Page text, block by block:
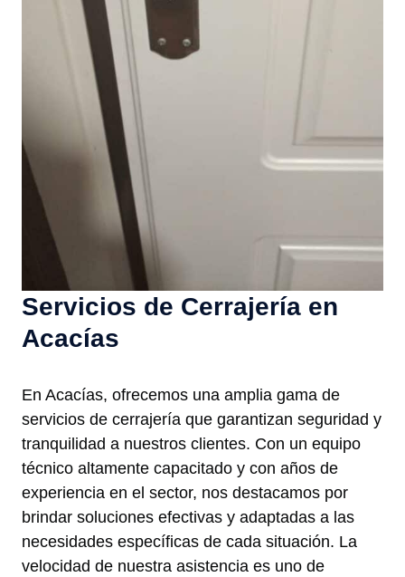
Servicios de Cerrajería en
Acacías
En Acacías, ofrecemos una amplia gama de
servicios de cerrajería que garantizan seguridad y
tranquilidad a nuestros clientes. Con un equipo
técnico altamente capacitado y con años de
experiencia en el sector, nos destacamos por
brindar soluciones efectivas y adaptadas a las
necesidades específicas de cada situación. La
velocidad de nuestra asistencia es uno de